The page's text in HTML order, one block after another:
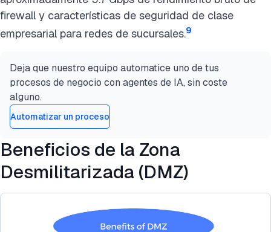
firewall y características de seguridad de clase
empresarial para redes de sucursales.9
Deja que nuestro equipo automatice uno de tus
procesos de negocio con agentes de IA, sin coste
alguno.
Automatizar un proceso
Beneficios de la Zona
Desmilitarizada (DMZ)